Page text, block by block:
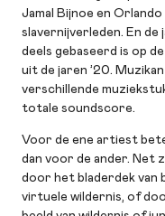
Jamal Bijnoe en
slavernijverleden. En de
deels gebaseerd is op
uit de jaren ’20.
verschillende
totale soundscore.
Voor de ene artiest
dan voor de ander. Net
door het bladerdek van
virtuele wildernis, of